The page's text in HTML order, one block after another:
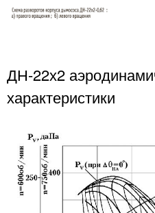
ДН-22х2
характеристики